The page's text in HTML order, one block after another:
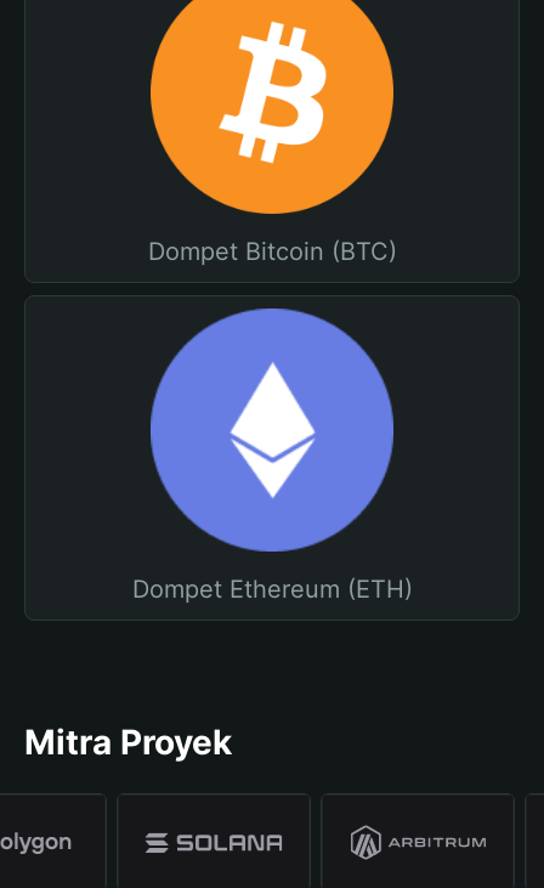
Dompet Bitcoin (BTC)
Dompet Ethereum (ETH)
Mitra Proyek